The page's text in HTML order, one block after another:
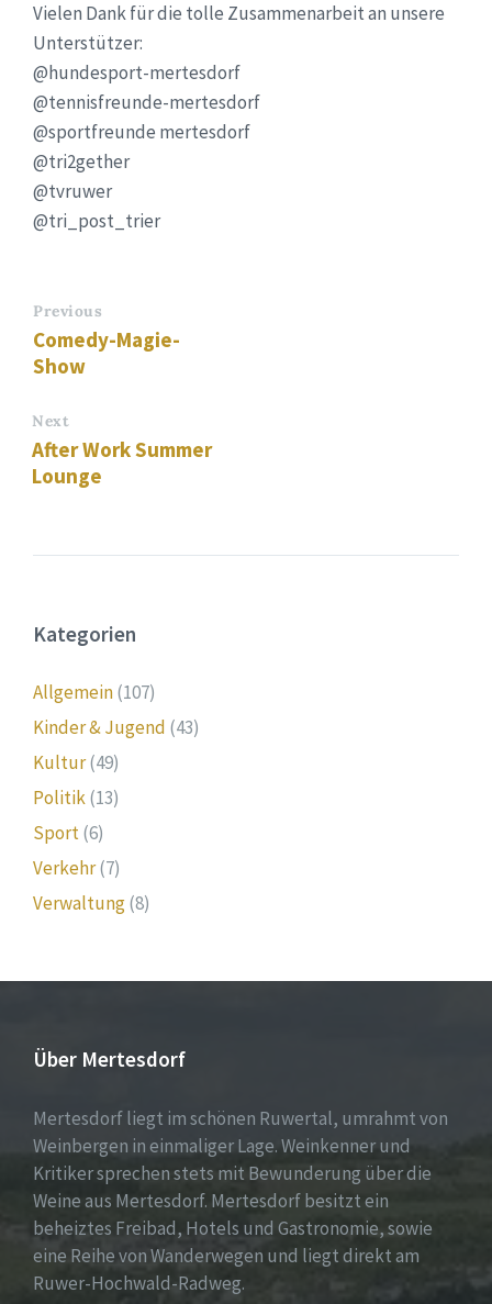
Vielen Dank für die tolle Zusammenarbeit an unsere
Unterstützer:
@hundesport-mertesdorf
@tennisfreunde-mertesdorf
@sportfreunde mertesdorf
@tri2gether
@tvruwer
@tri_post_trier
Previous
Comedy-Magie-
Show
Next
After Work Summer
Lounge
Kategorien
Allgemein(107)
Kinder & Jugend (43)
Kultur(49)
Politik(13)
Sport(6)
Verkehr(7)
Verwaltung(8)
Über Mertesdorf
Mertesdorf liegt im schönen Ruwertal, umrahmt von
Weinbergen in einmaliger Lage. Weinkenner und
Kritiker sprechen stets mit Bewunderung über die
Weine aus Mertesdorf. Mertesdorf besitzt ein
beheiztes Freibad, Hotels und Gastronomie, sowie
eine Reihe von Wanderwegen und liegt direkt am
Ruwer-Hochwald-Radweg.